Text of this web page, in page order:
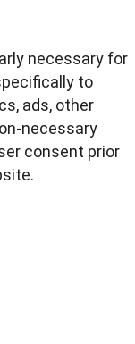
necessary for
to
ads, other
necessary
consent prior